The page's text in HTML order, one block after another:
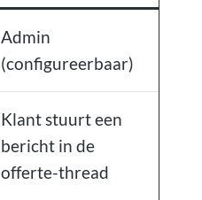
Admin
(configureerbaar)
Klant stuurt een
bericht in de
offerte-thread